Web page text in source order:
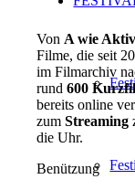
Von A wie
Filme, die seit
im Filmarchiv
rund600
bereits online
zum Streaming
die Uhr.
Benützung